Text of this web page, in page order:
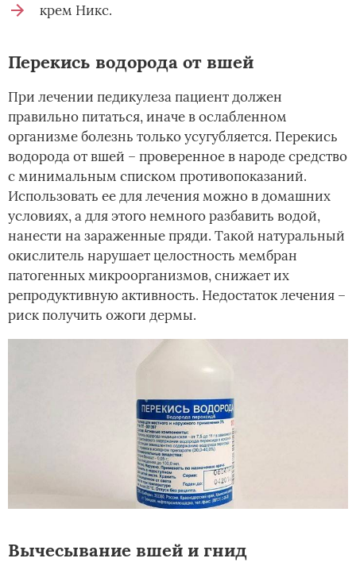
крем Никс.
Перекись водорода от вшей
При лечении педикулеза пациент должен
правильно питаться, иначе в ослабленном
организме болезнь только усугубляется. Перекись
водорода от вшей – проверенное в народе средство
с минимальным списком противопоказаний.
Использовать ее для лечения можно в домашних
условиях, а для этого немного разбавить водой,
нанести на зараженные пряди. Такой натуральный
окислитель нарушает целостность мембран
патогенных микроорганизмов, снижает их
репродуктивную активность. Недостаток лечения –
риск получить ожоги дермы.
Вычесывание вшей и гнид